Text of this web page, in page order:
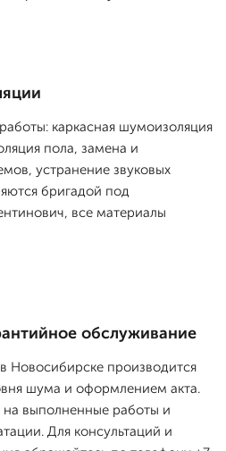
каркасная шумоизоляция
пола, замена и
устранение звуковых
бригадой под
все материалы
обслуживание
Новосибирске производится
шума и оформлением акта.
выполненные работы и
Для консультаций и